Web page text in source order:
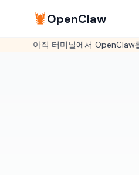
🦞OpenClaw
아직 터미널에서 OpenClaw